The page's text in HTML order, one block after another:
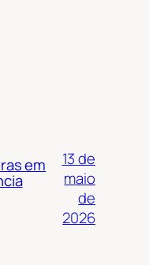
em
13 de
maio
de
2026